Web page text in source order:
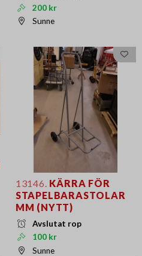
200 kr
Sunne
13146. KÄRRA FÖR
STAPELBARASTOLAR
MM (NYTT)
Avslutat rop
100 kr
Sunne